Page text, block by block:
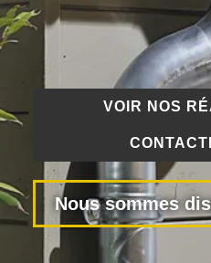
VOIR NOS
Nous sommes